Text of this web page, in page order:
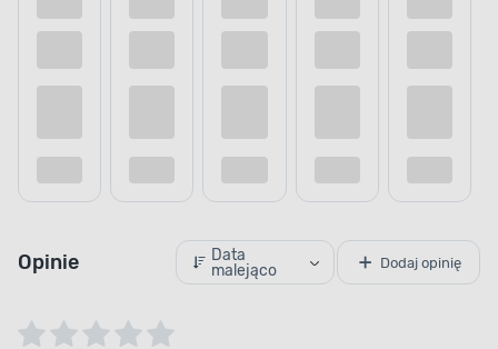
Opinie
Data
malejąco
Dodaj opinię